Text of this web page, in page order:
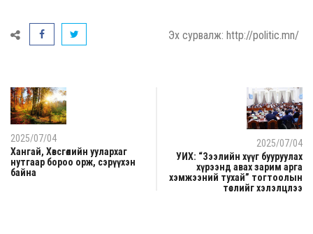
Эх сурвалж: http://politic.mn/
2025/07/04
Хангай, Хөвсгөлийн уулархаг
нутгаар бороо орж, сэрүүхэн
байна
2025/07/04
УИХ: “Зээлийн хүүг бууруулах
хүрээнд авах зарим арга
хэмжээний тухай” тогтоолын
төслийг хэлэлцлээ